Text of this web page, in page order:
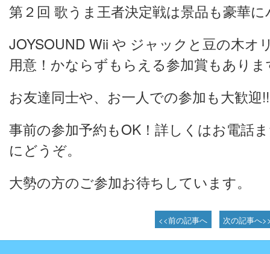
第２回 歌うま王者決定戦は景品も豪華
JOYSOUND Wii や ジャックと豆の木オ
用意！かならずもらえる参加賞もありま
お友達同士や、お一人での参加も大歓迎!!
事前の参加予約もOK！詳しくはお電話
にどうぞ。
大勢の方のご参加お待ちしています。
<<前の記事へ 次の記事へ